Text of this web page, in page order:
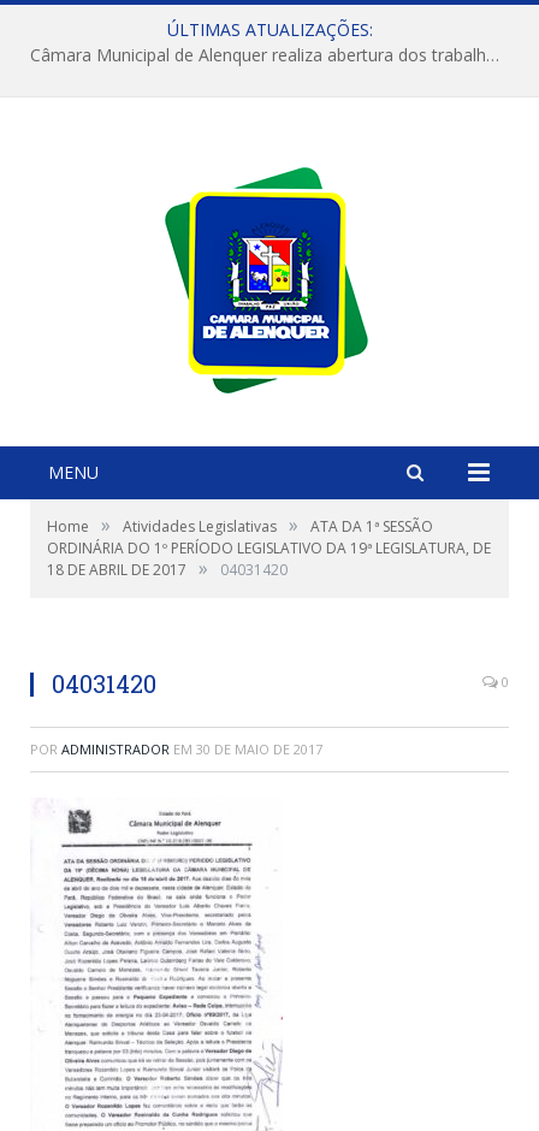
ÚLTIMAS ATUALIZAÇÕES:
Câmara Municipal de Alenquer realiza abertura dos trabalhos do 4º Período Legislativo
MENU
Home » Atividades Legislativas »
ATA DA 1ª SESSÃO
ORDINÁRIA DO 1º PERÍODO LEGISLATIVO DA 19ª LEGISLATURA, DE
18 DE ABRIL DE 2017
» 04031420
04031420 0
POR ADMINISTRADOR EM 30 DE MAIO DE 2017